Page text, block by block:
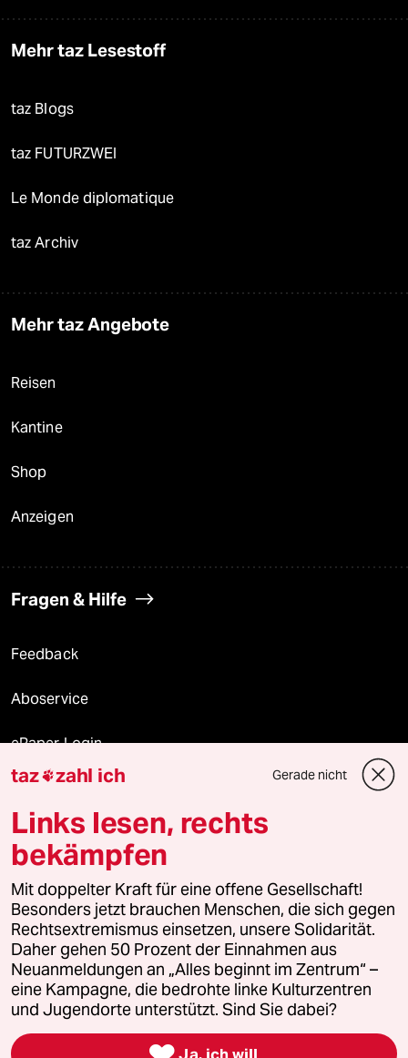
Mehr taz Lesestoff
taz Blogs
taz FUTURZWEI
Le Monde diplomatique
taz Archiv
Mehr taz Angebote
Reisen
Kantine
Shop
Anzeigen
Fragen & Hilfe
Feedback
Aboservice
ePaper Login
Downloads für Abonnierende
© 2026 taz Verlags und Vertriebs GmbH
Alle Rechte vorbehalten. Bei rechtlichen Fragen oder für Genehmigungen
wenden Sie sich bitte an lizenzen@taz.de
Feedback Redaktionsstatut Kommune-Richtlinien
Leitlinie Informant Datenschutz Impressum AGB
Seitenwende Einwilligungen widerrufen (Ads)
taz zahl ich Gerade nicht
Links lesen, rechts
bekämpfen
Mit doppelter Kraft für eine offene Gesellschaft!
Besonders jetzt brauchen Menschen, die sich gegen
Rechtsextremismus einsetzen, unsere Solidarität.
Daher gehen 50 Prozent der Einnahmen aus
Neuanmeldungen an „Alles beginnt im Zentrum“ –
eine Kampagne, die bedrohte linke Kulturzentren
und Jugendorte unterstützt. Sind Sie dabei?
Ja, ich will